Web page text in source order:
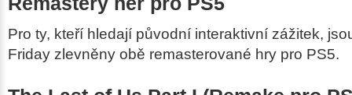
Pro ty, kteří hledají původní interaktivní zážitek,
Friday zlevněny obě remasterované hry pro PS5.